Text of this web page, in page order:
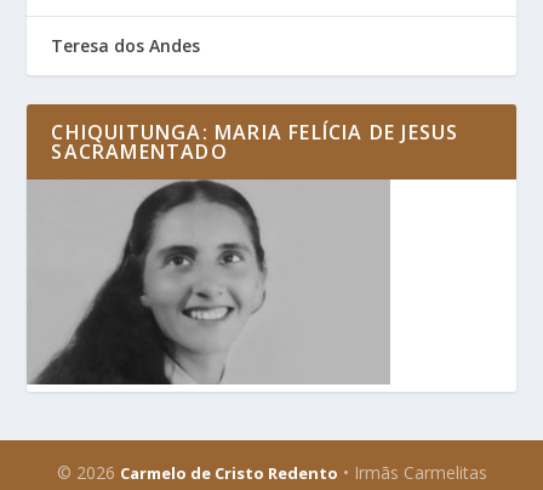
Teresa dos Andes
CHIQUITUNGA: MARIA FELÍCIA DE JESUS
SACRAMENTADO
© 2026 Carmelo de Cristo Redento • Irmãs Carmelitas